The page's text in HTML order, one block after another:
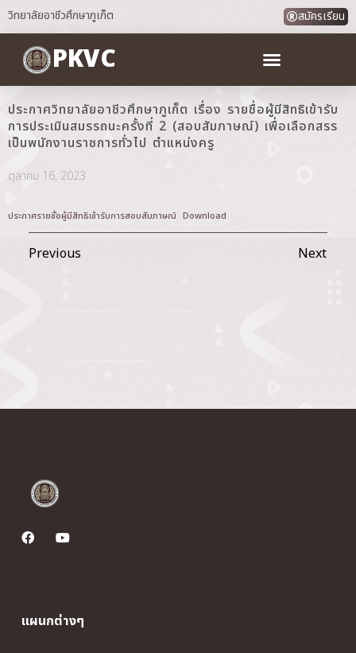
วิทยาลัยอาชีวศึกษาภูเก็ต สมัครเรียน
PKVC
ประกาศวิทยาลัยอาชีวศึกษาภูเก็ต เรื่อง รายชื่อผู้มีสิทธิเข้ารับ
การประเมินสมรรถนะครั้งที่ 2 (สอบสัมภาษณ์) เพื่อเลือกสรร
เป็นพนักงานราชการทั่วไป ตำแหน่งครู
ตุลาคม 16, 2023
ประกาศรายชื่อผู้มีสิทธิเข้ารับการสอบสัมภาษณ์ Download
Previous Next
แผนกต่างๆ